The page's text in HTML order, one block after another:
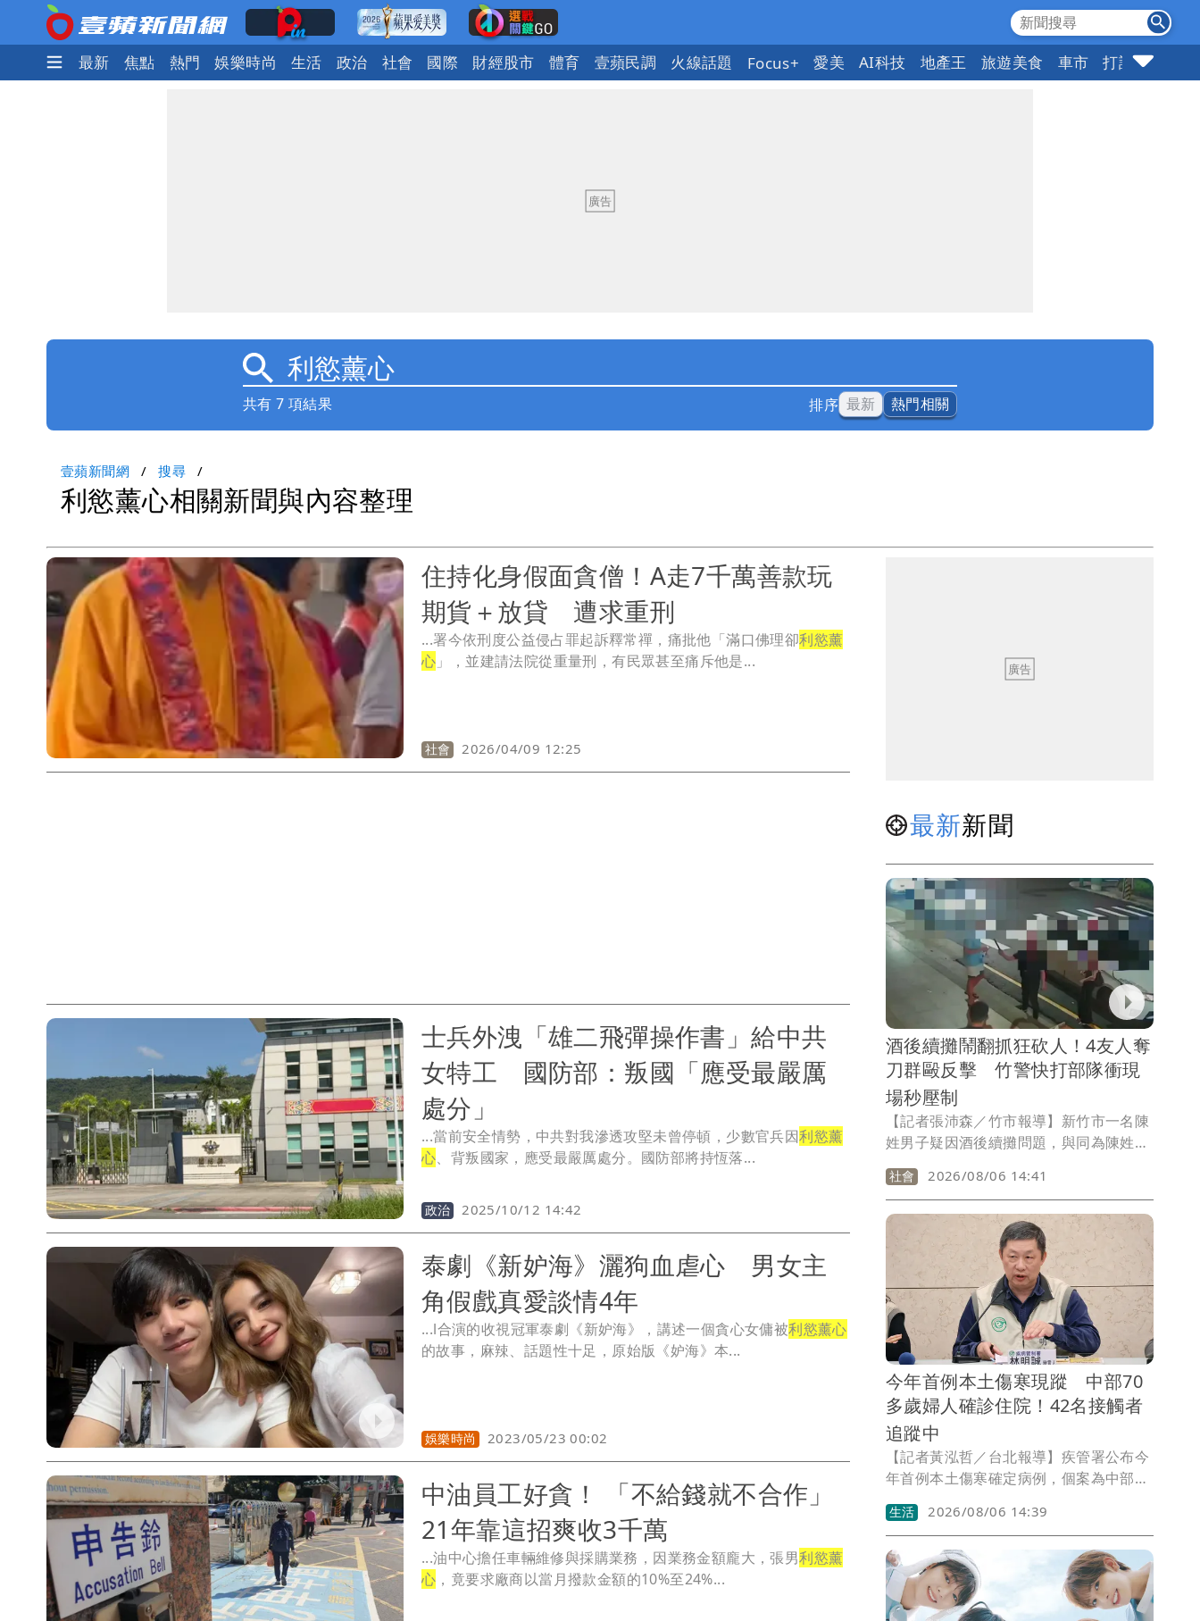
最新 焦點 熱門 娛樂時尚 生活 政治 社會 國際 財經股市 體育 壹蘋民調 火線話題 Focus+ 愛美 AI科技 地產王 旅遊美食 車市 打詐 指標企
共有 7 項結果 排序 最新 熱門相關
壹蘋新聞網 搜尋
利慾薰心相關新聞與內容整理
住持化身假面貪僧！A走7千萬善款玩
期貨＋放貸 遭求重刑
...署今依刑度公益侵占罪起訴釋常禪，痛批他「滿口佛理卻利慾薰
心 」，並建請法院從重量刑，有民眾甚至痛斥他是...
社會 2026/04/09 12:25
士兵外洩「雄二飛彈操作書」給中共
女特工 國防部：叛國「應受最嚴厲
處分」
...當前安全情勢，中共對我滲透攻堅未曾停頓，少數官兵因利慾薰
心、背叛國家，應受最嚴厲處分。國防部將持恆落...
政治 2025/10/12 14:42
泰劇《新妒海》灑狗血虐心 男女主
角假戲真愛談情4年
...l合演的收視冠軍泰劇《新妒海》，講述一個貪心女傭被利慾薰心
的故事，麻辣、話題性十足，原始版《妒海》本...
娛樂時尚 2023/05/23 00:02
中油員工好貪！ 「不給錢就不合作」
21年靠這招爽收3千萬
...油中心擔任車輛維修與採購業務，因業務金額龐大，張男利慾薰
心 ，竟要求廠商以當月撥款金額的10%至24%...
最新新聞
酒後續攤鬧翻抓狂砍人！4友人奪
刀群毆反擊 竹警快打部隊衝現
場秒壓制
【記者張沛森／竹市報導】新竹市一名陳
姓男子疑因酒後續攤問題，與同為陳姓的
男子發生激烈口角，陳男一時情緒失控，
竟持刀砍傷對方；而遭砍傷的陳男友人們
則上前奪刀徒手打傷逞凶的陳男，案經警
方出動快打部隊到場壓制，已依法送辦。
社會 2026/08/06 14:41
今年首例本土傷寒現蹤 中部70
多歲婦人確診住院！42名接觸者
追蹤中
【記者黃泓哲／台北報導】疾管署公布今
年首例本土傷寒確定病例，個案為中部一
名70多歲女性，患有慢性疾病，近期沒有
國內外旅遊史。她在7月中旬開始出現發
燒、腹瀉等症狀，因病情遲遲未改善而就
醫住院，經檢驗後確診感染傷寒。目前個
案已完成治療並出院返家休養，相關衛生
單位也持續追蹤接觸者健康狀況。
生活 2026/08/06 14:39